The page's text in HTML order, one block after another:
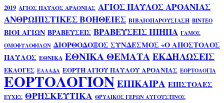
2019 ΑΓΙΟΣ ΠΑΥΛΟΣ ΑΡΑΟΝΙΑΣ ΑΓΙΟΣ ΠΑΥΛΟΣ ΑΡΟΑΝΙΑΣ
ΑΝΘΡΩΠΙΣΤΙΚΕΣ ΒΟΗΘΕΙΕΣ ΒΙΒΛΙΟΠΑΡΟΥΣΙΑΣΗ ΒΙΝΤΕΟ
ΒΙΟΙ ΑΓΙΩΝ ΒΡΑΒΕΥΣΕΙΣ ΒΡΑΒΕΥΣΕΙΣ ΙΠΗΠΑ ΓΑΜΟΣ
ΟΜΟΦΥΛΟΦΙΛΩΝ ΔΙΟΡΘΟΔΟΞΟΣ ΣΥΝΔΕΣΜΟΣ «Ο ΑΠΟΣΤΟΛΟΣ
ΠΑΥΛΟΣ ΕΘΝΙΚΑ ΕΘΝΙΚΑ ΘΕΜΑΤΑΕΚΔΗΛΩΣΕΙΣ
ΕΚΛΟΓΕΣ ΕΛΛΑΔΑ ΕΟΡΤΗ ΑΓΙΟΥ ΠΑΥΛΟΥ ΑΡΟΑΝΙΑΣ ΕΟΡΤΟΛΟΓΙΑ
ΕΟΡΤΟΛΟΓΙΟΝΕΠΙΚΑΙΡΑ ΕΠΙΣΤΟΛΕΣ
ΕΥΧΕΣ ΘΡΗΣΚΕΥΤΙΚΑ ΘΡΥΛΙΚΟΣ ΓΕΡΩΝ ΑΥΓΟΥΣΤΙΝΟΣ